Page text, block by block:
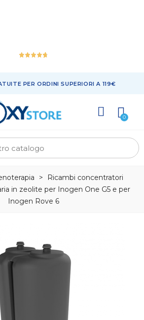
PER ORDINI SUPERIORI A 119€
>
Ricambi concentratori
in zeolite per Inogen One G5 e per
Inogen Rove 6